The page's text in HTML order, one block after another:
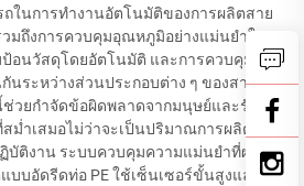
ในการทำงานอัตโนมัติของการผลิตสาย
มถึงการควบคุมอุณหภูมิอย่างแม่นยำใน
อนวัสดุโดยอัตโนมัติ และการควบคุม
นระหว่างส่วนประกอบต่าง ๆ ของสายการ
วยกำจัดข้อผิดพลาดจากมนุษย์และรับ
ำเสมอไม่ว่าจะเป็นปริมาณการผลิตหรือ
บัติงาน ระบบควบคุมความแม่นยำที่ผสาน
บบอัดรีดท่อ PE ใช้เซ็นเซอร์ขั้นสูงและ